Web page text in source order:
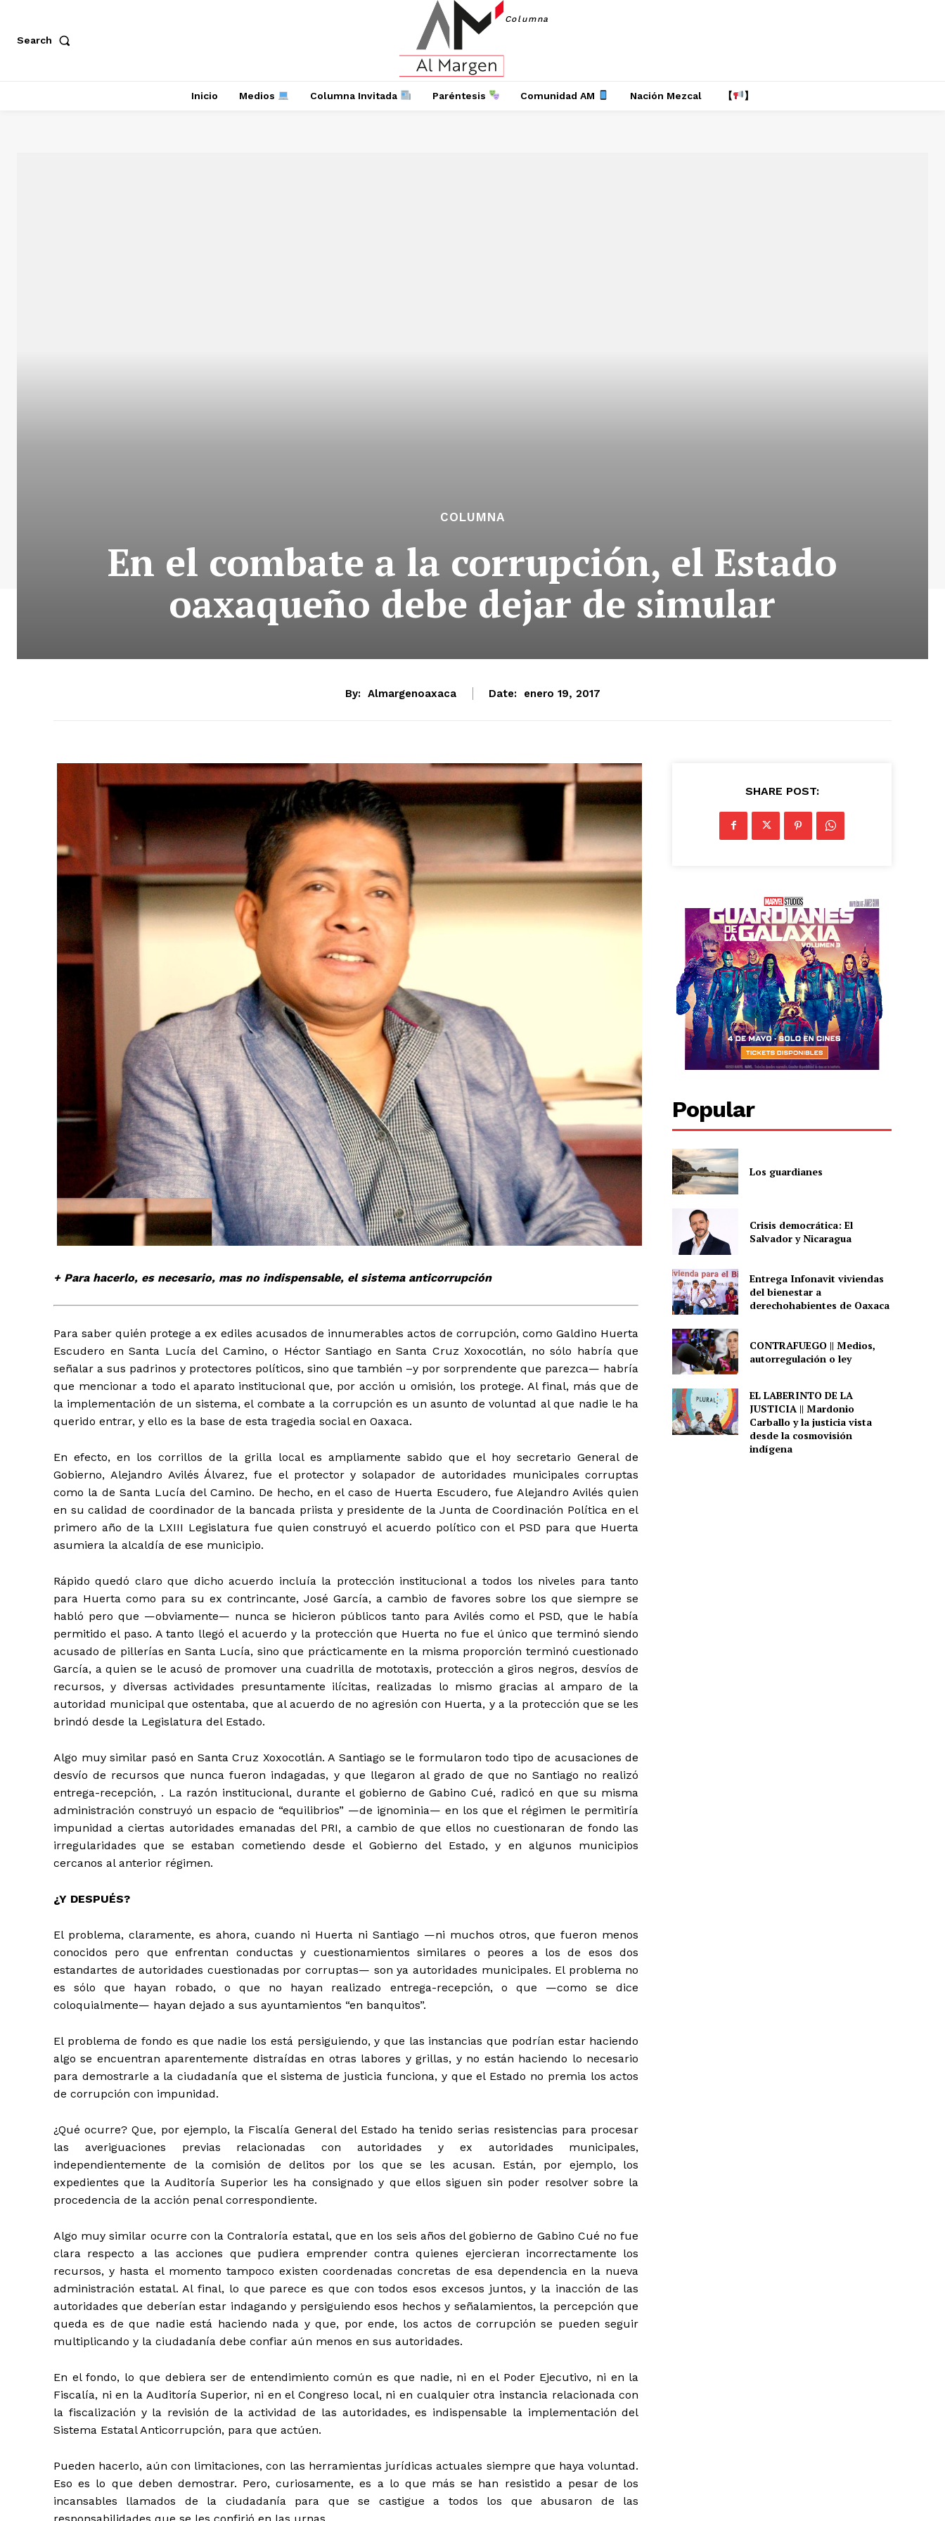
+ Todas las formas de lucha, potencialmente enlazadas
Search
Columna
Inicio Medios Columna Invitada Paréntesis Comunidad AM Nación Mezcal 【 】
COLUMNA
En el combate a la corrupción, el Estado
oaxaqueño debe dejar de simular
By: Almargenoaxaca Date: enero 19, 2017
+ Para hacerlo, es necesario, mas no indispensable, el sistema anticorrupción
Para saber quién protege a ex ediles acusados de innumerables actos de corrupción, como Galdino Huerta
Escudero en Santa Lucía del Camino, o Héctor Santiago en Santa Cruz Xoxocotlán, no sólo habría que
señalar a sus padrinos y protectores políticos, sino que también –y por sorprendente que parezca— habría
que mencionar a todo el aparato institucional que, por acción u omisión, los protege. Al final, más que de
la implementación de un sistema, el combate a la corrupción es un asunto de voluntad al que nadie le ha
querido entrar, y ello es la base de esta tragedia social en Oaxaca.
En efecto, en los corrillos de la grilla local es ampliamente sabido que el hoy secretario General de
Gobierno, Alejandro Avilés Álvarez, fue el protector y solapador de autoridades municipales corruptas
como la de Santa Lucía del Camino. De hecho, en el caso de Huerta Escudero, fue Alejandro Avilés quien
en su calidad de coordinador de la bancada priista y presidente de la Junta de Coordinación Política en el
primero año de la LXIII Legislatura fue quien construyó el acuerdo político con el PSD para que Huerta
asumiera la alcaldía de ese municipio.
Rápido quedó claro que dicho acuerdo incluía la protección institucional a todos los niveles para tanto
para Huerta como para su ex contrincante, José García, a cambio de favores sobre los que siempre se
habló pero que —obviamente— nunca se hicieron públicos tanto para Avilés como el PSD, que le había
permitido el paso. A tanto llegó el acuerdo y la protección que Huerta no fue el único que terminó siendo
acusado de pillerías en Santa Lucía, sino que prácticamente en la misma proporción terminó cuestionado
García, a quien se le acusó de promover una cuadrilla de mototaxis, protección a giros negros, desvíos de
recursos, y diversas actividades presuntamente ilícitas, realizadas lo mismo gracias al amparo de la
autoridad municipal que ostentaba, que al acuerdo de no agresión con Huerta, y a la protección que se les
brindó desde la Legislatura del Estado.
Algo muy similar pasó en Santa Cruz Xoxocotlán. A Santiago se le formularon todo tipo de acusaciones de
desvío de recursos que nunca fueron indagadas, y que llegaron al grado de que no Santiago no realizó
entrega-recepción, . La razón institucional, durante el gobierno de Gabino Cué, radicó en que su misma
administración construyó un espacio de “equilibrios” —de ignominia— en los que el régimen le permitiría
impunidad a ciertas autoridades emanadas del PRI, a cambio de que ellos no cuestionaran de fondo las
irregularidades que se estaban cometiendo desde el Gobierno del Estado, y en algunos municipios
cercanos al anterior régimen.
¿Y DESPUÉS?
El problema, claramente, es ahora, cuando ni Huerta ni Santiago —ni muchos otros, que fueron menos
conocidos pero que enfrentan conductas y cuestionamientos similares o peores a los de esos dos
estandartes de autoridades cuestionadas por corruptas— son ya autoridades municipales. El problema no
es sólo que hayan robado, o que no hayan realizado entrega-recepción, o que —como se dice
coloquialmente— hayan dejado a sus ayuntamientos “en banquitos”.
El problema de fondo es que nadie los está persiguiendo, y que las instancias que podrían estar haciendo
algo se encuentran aparentemente distraídas en otras labores y grillas, y no están haciendo lo necesario
para demostrarle a la ciudadanía que el sistema de justicia funciona, y que el Estado no premia los actos
de corrupción con impunidad.
¿Qué ocurre? Que, por ejemplo, la Fiscalía General del Estado ha tenido serias resistencias para procesar
las averiguaciones previas relacionadas con autoridades y ex autoridades municipales,
independientemente de la comisión de delitos por los que se les acusan. Están, por ejemplo, los
expedientes que la Auditoría Superior les ha consignado y que ellos siguen sin poder resolver sobre la
procedencia de la acción penal correspondiente.
Algo muy similar ocurre con la Contraloría estatal, que en los seis años del gobierno de Gabino Cué no fue
clara respecto a las acciones que pudiera emprender contra quienes ejercieran incorrectamente los
recursos, y hasta el momento tampoco existen coordenadas concretas de esa dependencia en la nueva
administración estatal. Al final, lo que parece es que con todos esos excesos juntos, y la inacción de las
autoridades que deberían estar indagando y persiguiendo esos hechos y señalamientos, la percepción que
queda es de que nadie está haciendo nada y que, por ende, los actos de corrupción se pueden seguir
multiplicando y la ciudadanía debe confiar aún menos en sus autoridades.
En el fondo, lo que debiera ser de entendimiento común es que nadie, ni en el Poder Ejecutivo, ni en la
Fiscalía, ni en la Auditoría Superior, ni en el Congreso local, ni en cualquier otra instancia relacionada con
la fiscalización y la revisión de la actividad de las autoridades, es indispensable la implementación del
Sistema Estatal Anticorrupción, para que actúen.
Pueden hacerlo, aún con limitaciones, con las herramientas jurídicas actuales siempre que haya voluntad.
Eso es lo que deben demostrar. Pero, curiosamente, es a lo que más se han resistido a pesar de los
incansables llamados de la ciudadanía para que se castigue a todos los que abusaron de las
responsabilidades que se les confirió en las urnas.
SHARE POST:
Popular
Los guardianes
Crisis democrática: El
Salvador y Nicaragua
Entrega Infonavit viviendas
del bienestar a
derechohabientes de Oaxaca
CONTRAFUEGO || Medios,
autorregulación o ley
EL LABERINTO DE LA
JUSTICIA || Mardonio
Carballo y la justicia vista
desde la cosmovisión
indígena